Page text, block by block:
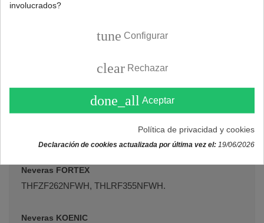
GS7330IX, GS7330WEISS, VS7329IX, VS7329WEISS.
BFU862YNX.
Neveras FORTEX
THFZF262NFWH, THLRF355NFWH.
Neveras KOENIC
involucrados?
tune Configurar
clear Rechazar
done_all Aceptar
Política de privacidad y cookies
Declaración de cookies actualizada por última vez el: 19/06/2026